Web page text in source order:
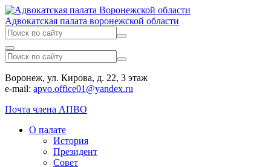
Адвокатская палата воронежской области
Воронеж, ул. Кирова, д. 22, 3 этаж
e-mail: apvo.office01@yandex.ru
Почта члена АПВО
О палате
История
Президент
Совет